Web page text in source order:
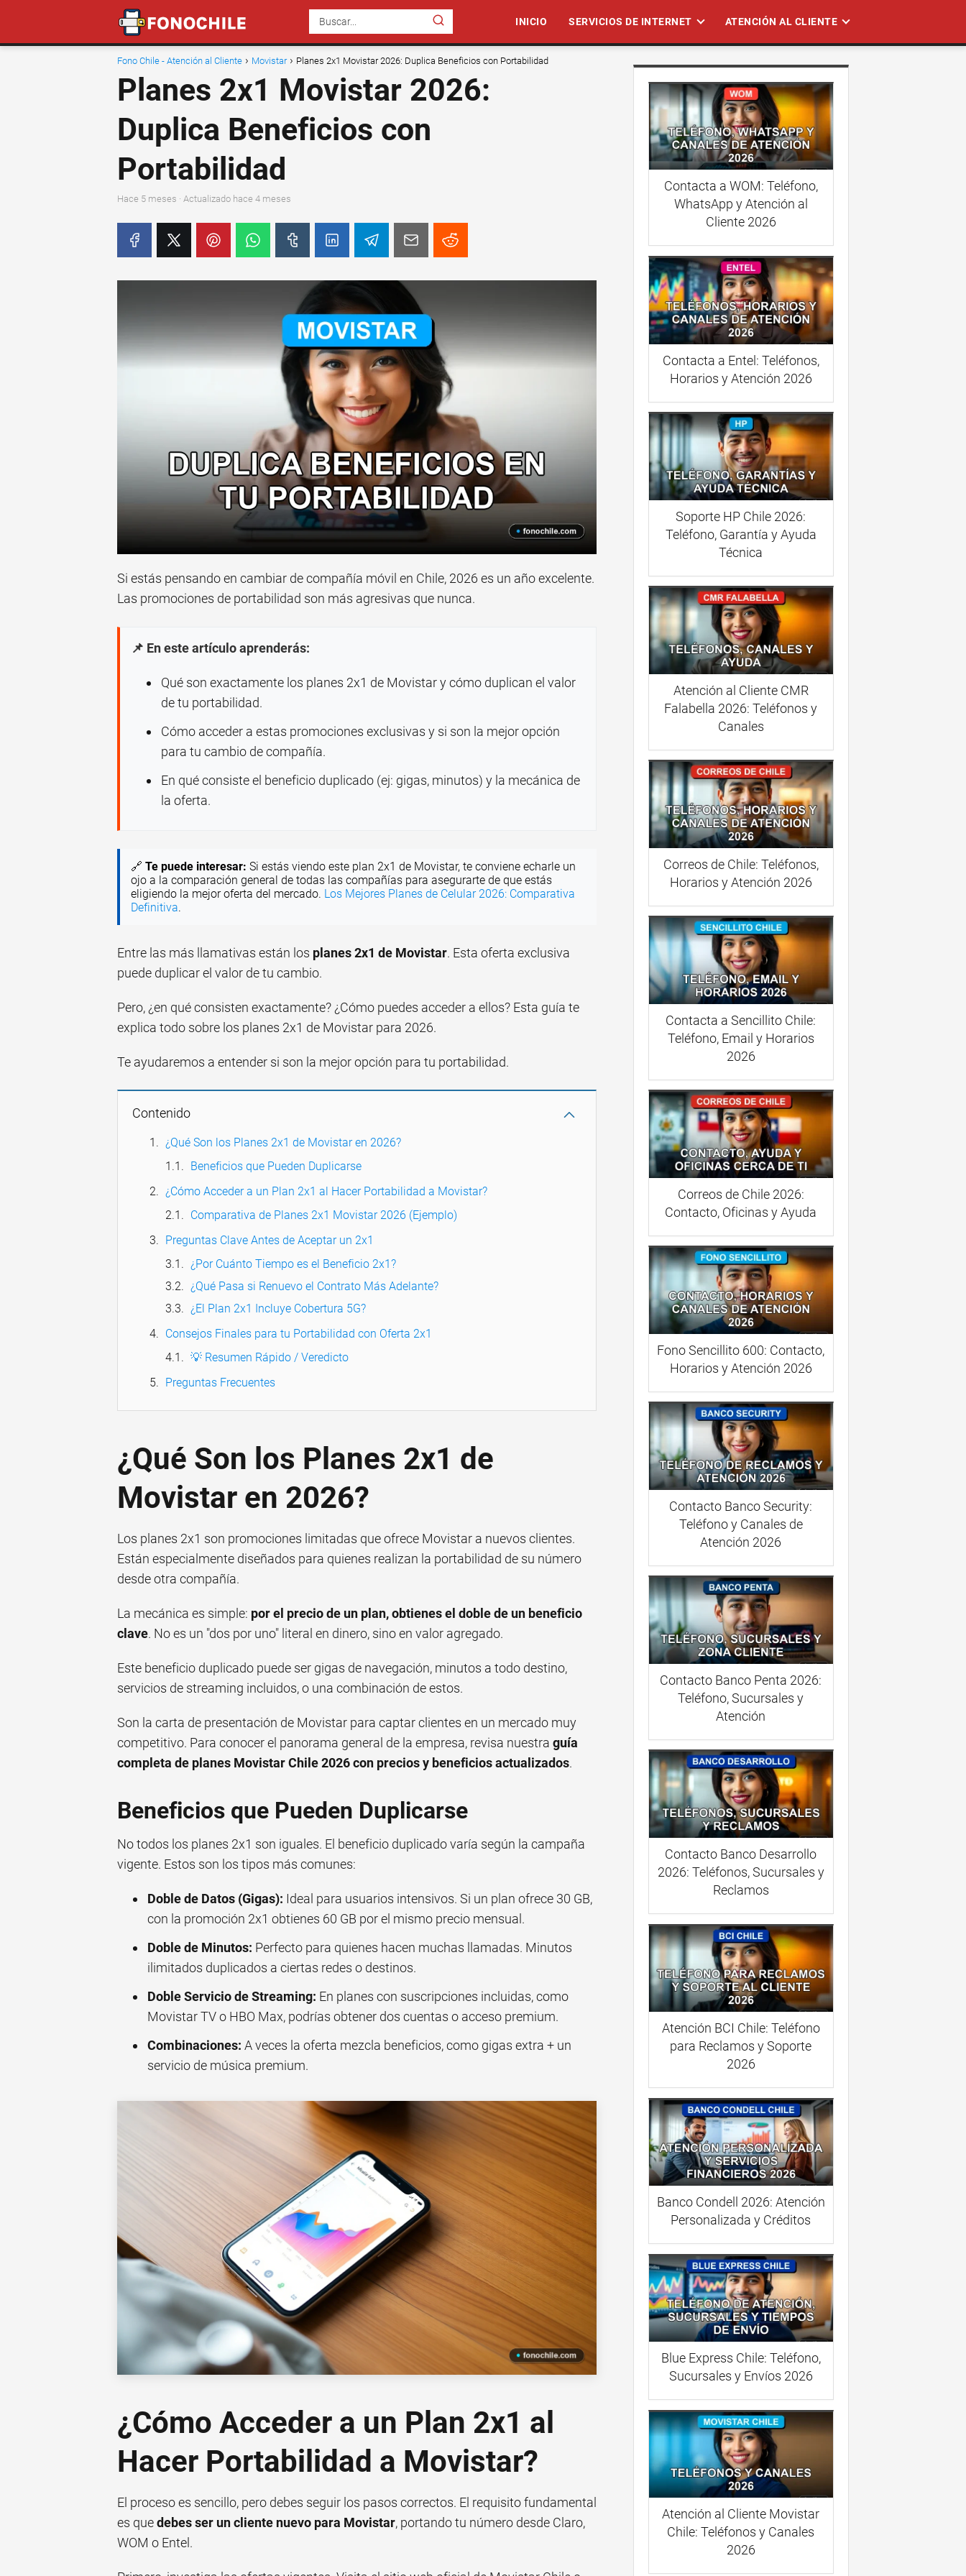
INICIO SERVICIOS DE INTERNET ATENCIÓN AL CLIENTE
Fono Chile - Atención al Cliente Movistar Planes 2x1 Movistar 2026: Duplica Beneficios con Portabilidad
Planes 2x1 Movistar 2026:
Duplica Beneficios con
Portabilidad
hace 5 meses · Actualizado hace 4 meses
Si estás pensando en cambiar de compañía móvil en Chile, 2026 es un año excelente.
Las promociones de portabilidad son más agresivas que nunca.
📌 En este artículo aprenderás:
Qué son exactamente los planes 2x1 de Movistar y cómo duplican el valor
de tu portabilidad.
Cómo acceder a estas promociones exclusivas y si son la mejor opción
para tu cambio de compañía.
En qué consiste el beneficio duplicado (ej: gigas, minutos) y la mecánica de
la oferta.
🔗 Te puede interesar: Si estás viendo este plan 2x1 de Movistar, te conviene echarle un
ojo a la comparación general de todas las compañías para asegurarte de que estás
eligiendo la mejor oferta del mercado. Los Mejores Planes de Celular 2026: Comparativa
Definitiva.
Entre las más llamativas están los planes 2x1 de Movistar. Esta oferta exclusiva
puede duplicar el valor de tu cambio.
Pero, ¿en qué consisten exactamente? ¿Cómo puedes acceder a ellos? Esta guía te
explica todo sobre los planes 2x1 de Movistar para 2026.
Te ayudaremos a entender si son la mejor opción para tu portabilidad.
Contenido
¿Qué Son los Planes 2x1 de Movistar en 2026?
Beneficios que Pueden Duplicarse
¿Cómo Acceder a un Plan 2x1 al Hacer Portabilidad a Movistar?
Comparativa de Planes 2x1 Movistar 2026 (Ejemplo)
Preguntas Clave Antes de Aceptar un 2x1
¿Por Cuánto Tiempo es el Beneficio 2x1?
¿Qué Pasa si Renuevo el Contrato Más Adelante?
¿El Plan 2x1 Incluye Cobertura 5G?
Consejos Finales para tu Portabilidad con Oferta 2x1
💡 Resumen Rápido / Veredicto
Preguntas Frecuentes
¿Qué Son los Planes 2x1 de
Movistar en 2026?
Los planes 2x1 son promociones limitadas que ofrece Movistar a nuevos clientes.
Están especialmente diseñados para quienes realizan la portabilidad de su número
desde otra compañía.
La mecánica es simple: por el precio de un plan, obtienes el doble de un beneficio
clave. No es un "dos por uno" literal en dinero, sino en valor agregado.
Este beneficio duplicado puede ser gigas de navegación, minutos a todo destino,
servicios de streaming incluidos, o una combinación de estos.
Son la carta de presentación de Movistar para captar clientes en un mercado muy
competitivo. Para conocer el panorama general de la empresa, revisa nuestra guía
completa de planes Movistar Chile 2026 con precios y beneficios actualizados.
Beneficios que Pueden Duplicarse
No todos los planes 2x1 son iguales. El beneficio duplicado varía según la campaña
vigente. Estos son los tipos más comunes:
Doble de Datos (Gigas): Ideal para usuarios intensivos. Si un plan ofrece 30 GB,
con la promoción 2x1 obtienes 60 GB por el mismo precio mensual.
Doble de Minutos: Perfecto para quienes hacen muchas llamadas. Minutos
ilimitados duplicados a ciertas redes o destinos.
Doble Servicio de Streaming: En planes con suscripciones incluidas, como
Movistar TV o HBO Max, podrías obtener dos cuentas o acceso premium.
Combinaciones: A veces la oferta mezcla beneficios, como gigas extra + un
servicio de música premium.
¿Cómo Acceder a un Plan 2x1 al
Hacer Portabilidad a Movistar?
El proceso es sencillo, pero debes seguir los pasos correctos. El requisito fundamental
es quedebes ser un cliente nuevo para Movistar, portando tu número desde Claro,
WOM o Entel.
Contacta a WOM: Teléfono,
WhatsApp y Atención al
Cliente 2026
Contacta a Entel: Teléfonos,
Horarios y Atención 2026
Soporte HP Chile 2026:
Teléfono, Garantía y Ayuda
Técnica
Atención al Cliente CMR
Falabella 2026: Teléfonos y
Canales
Correos de Chile: Teléfonos,
Horarios y Atención 2026
Contacta a Sencillito Chile:
Teléfono, Email y Horarios
2026
Correos de Chile 2026:
Contacto, Oficinas y Ayuda
Fono Sencillito 600: Contacto,
Horarios y Atención 2026
Contacto Banco Security:
Teléfono y Canales de
Atención 2026
Contacto Banco Penta 2026:
Teléfono, Sucursales y
Atención
Contacto Banco Desarrollo
2026: Teléfonos, Sucursales y
Reclamos
Atención BCI Chile: Teléfono
para Reclamos y Soporte
2026
Banco Condell 2026: Atención
Personalizada y Créditos
Blue Express Chile: Teléfono,
Sucursales y Envíos 2026
Atención al Cliente Movistar
Chile: Teléfonos y Canales
2026